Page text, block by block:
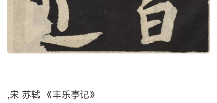
,宋 苏轼 《丰乐亭记》